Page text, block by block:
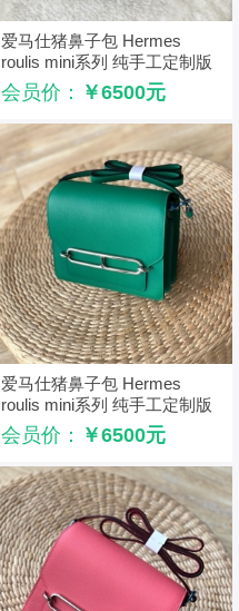
爱马仕猪鼻子包 Hermes
roulis mini系列 纯手工定制版
蓝色
会员价： ￥6500元
爱马仕猪鼻子包 Hermes
roulis mini系列 纯手工定制版
绿色
会员价： ￥6500元